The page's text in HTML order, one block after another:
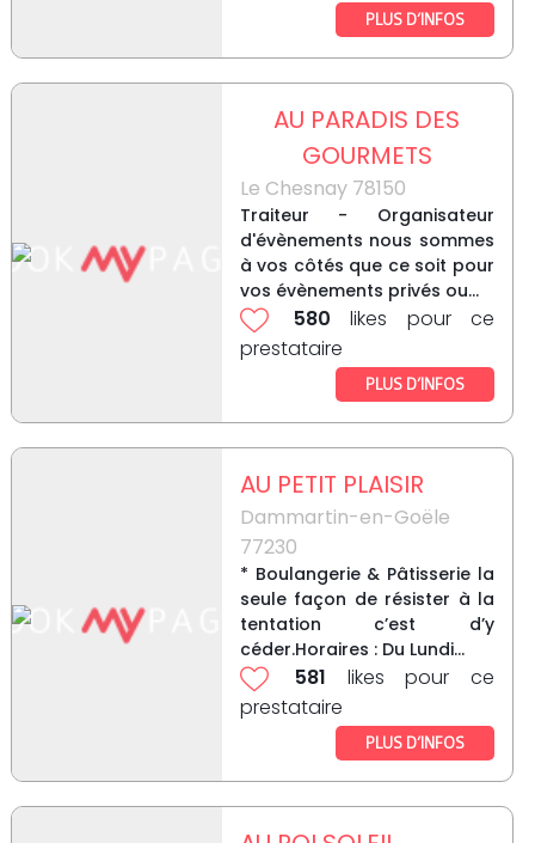
PLUS D’INFOS
AU PARADIS DES
GOURMETS
Le Chesnay 78150
Traiteur - Organisateur
d'évènements nous sommes
à vos côtés que ce soit pour
vos évènements privés ou...
580 likes pour ce
prestataire
PLUS D’INFOS
AU PETIT PLAISIR
Dammartin-en-Goële
77230
* Boulangerie & Pâtisserie la
seule façon de résister à la
tentation c’est d’y
céder.Horaires : Du Lundi...
581 likes pour ce
prestataire
PLUS D’INFOS